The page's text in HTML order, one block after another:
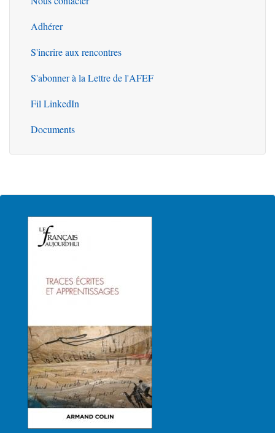
Outils
Adhérer
S'incrire aux rencontres
S'abonner à la Lettre de l'AFEF
Fil LinkedIn
Documents